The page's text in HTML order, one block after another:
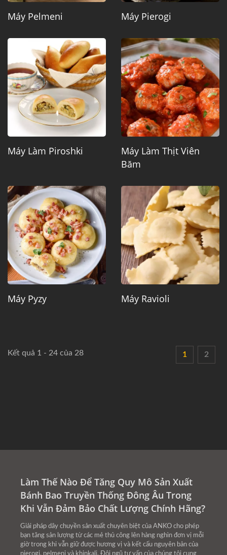
Máy Pelmeni Máy Pierogi
Máy Làm Piroshki
Máy Làm Thịt Viên
Băm
Máy Pyzy Máy Ravioli
Kết quả 1 - 24 của 28 1 2
Làm Thế Nào Để Tăng Quy Mô Sản Xuất
Bánh Bao Truyền Thống Đông Âu Trong
Khi Vẫn Đảm Bảo Chất Lượng Chính Hãng?
Giải pháp dây chuyền sản xuất chuyên biệt của ANKO cho phép
bạn tăng sản lượng từ các mẻ thủ công lên hàng nghìn đơn vị mỗi
giờ trong khi vẫn giữ được hương vị và kết cấu nguyên bản của